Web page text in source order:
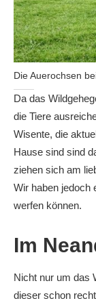
Die Auerochsen
Da das
die Tiere
Wisente, die
Hause sind sind
ziehen sich am
Wir haben jedoch
werfen können.
Im
Nicht nur um das
dieser schon